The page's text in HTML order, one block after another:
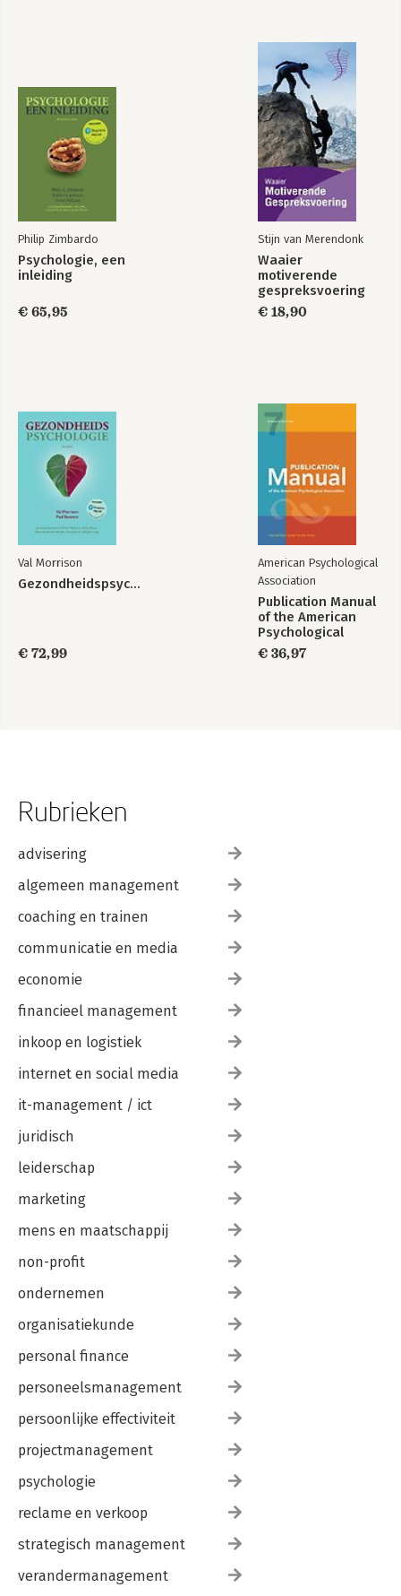
Philip Zimbardo
Psychologie, een
inleiding
€ 65,95
Stijn van Merendonk
Waaier
motiverende
gespreksvoering
€ 18,90
Val Morrison
Gezondheidspsychologie
€ 72,99
American Psychological
Association
Publication Manual
of the American
Psychological
Association 2020
€ 36,97
Rubrieken
advisering
algemeen management
coaching en trainen
communicatie en media
economie
financieel management
inkoop en logistiek
internet en social media
it-management / ict
juridisch
leiderschap
marketing
mens en maatschappij
non-profit
ondernemen
organisatiekunde
personal finance
personeelsmanagement
persoonlijke effectiviteit
projectmanagement
psychologie
reclame en verkoop
strategisch management
verandermanagement